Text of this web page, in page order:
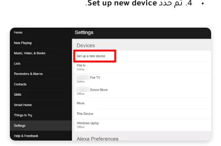
4. ثم حدد Set up new device
.